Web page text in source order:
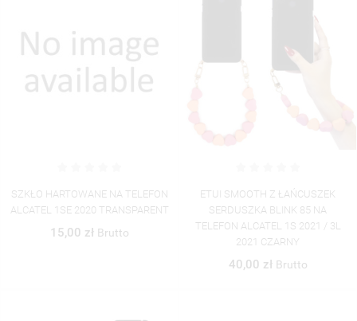
SZKŁO HARTOWANE NA TELEFON
ALCATEL 1SE 2020 TRANSPARENT
15,00 zł Brutto
ETUI SMOOTH Z ŁAŃCUSZEK
SERDUSZKA BLINK 85 NA
TELEFON ALCATEL 1S 2021 / 3L
2021 CZARNY
40,00 zł Brutto
MOJE LISTY ŻYCZEŃ
((MODALTITLE))
((CONFIRMMESSAGE))
NAZWA LISTY ŻYCZEŃ
ZALOGUJ SIĘ
MUSISZ BYĆ ZALOGOWANY BY ZAPISAĆ PRODUKTY NA